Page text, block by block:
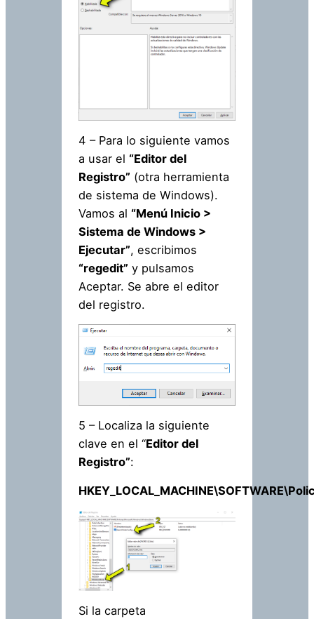
4 – Para lo siguiente vamos
a usar el “Editor del
Registro” (otra herramienta
de sistema de Windows).
Vamos al “Menú Inicio >
Sistema de Windows >
Ejecutar”, escribimos
“regedit” y pulsamos
Aceptar. Se abre el editor
del registro.
5 – Localiza la siguiente
clave en el “Editor del
Registro”:
Si la carpeta